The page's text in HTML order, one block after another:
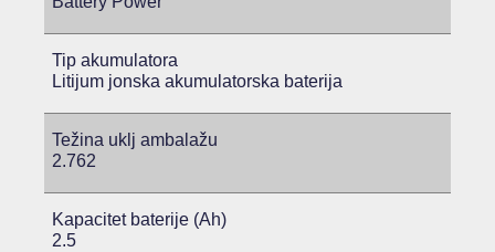
Tip akumulatora
Litijum jonska akumulatorska baterija
Težina uklj ambalažu
2.762
Kapacitet baterije (Ah)
2.5